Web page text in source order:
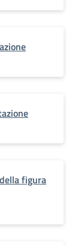
figura